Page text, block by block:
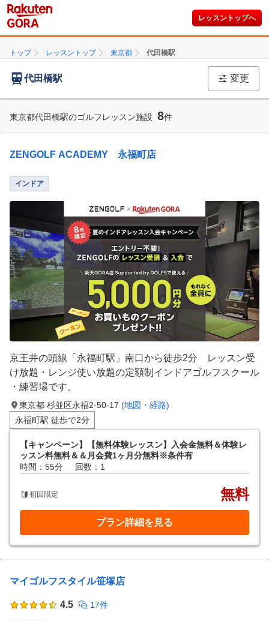
レッスントップへ
トップ レッスントップ 東京都 代田橋駅
代田橋駅 変更
東京都代田橋駅のゴルフレッスン施設 8件
ZENGOLF ACADEMY 永福町店
インドア
京王井の頭線「永福町駅」南口から徒歩2分 レッスン受
け放題・レンジ使い放題の定額制インドアゴルフスクール
・練習場です。
東京都 杉並区永福2-50-17 (地図・経路)
永福町駅 徒歩で2分
【キャンペーン】【無料体験レッスン】入会金無料＆体験レ
ッスン料無料＆＆月会費1ヶ月分無料※条件有
時間：55分
回数：1
初回限定 無料
プラン詳細を見る
マイゴルフスタイル笹塚店
4.5 17件